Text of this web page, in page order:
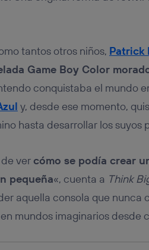
tantos otros niños, Patrick
Game Boy Color
conquistaba el mundo
y, desde ese momento,
hasta desarrollar los suyos
vercómo se podía crear
pequeña«, cuenta a Think
aquella consola que nunca
mundos imaginarios desde
en función de las actividades de
su consentimiento.
, el marketing será
en la navegación del usuario del
los consentimientos Utiq
página web o visitando el
portal
consulta la política de